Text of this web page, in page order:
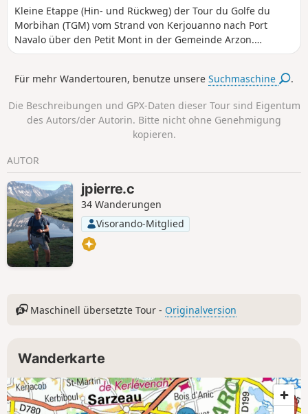
Kleine Etappe (Hin- und Rückweg) der Tour du Golfe du
Morbihan (TGM) vom Strand von Kerjouanno nach Port
Navalo über den Petit Mont in der Gemeinde Arzon.
Herrliche Ausblicke auf das offene Meer, die Ponant-Inseln
Bademöglichkeiten am Strand von Fogeo und in Port Sable.
insbesondere bei unruhigem Wetter. Der Weg ist nur wenig
windgeschützt.
Für mehr Wandertouren, benutze unsereSuchmaschine .
Die Beschreibungen und GPX-Daten dieser Tour sind Eigentum
des Autors/der Autorin. Bitte nicht ohne Genehmigung
kopieren.
AUTOR
jpierre.c
34 Wanderungen
Visorando-Mitglied
Maschinell übersetzte Tour - Originalversion
Wanderkarte